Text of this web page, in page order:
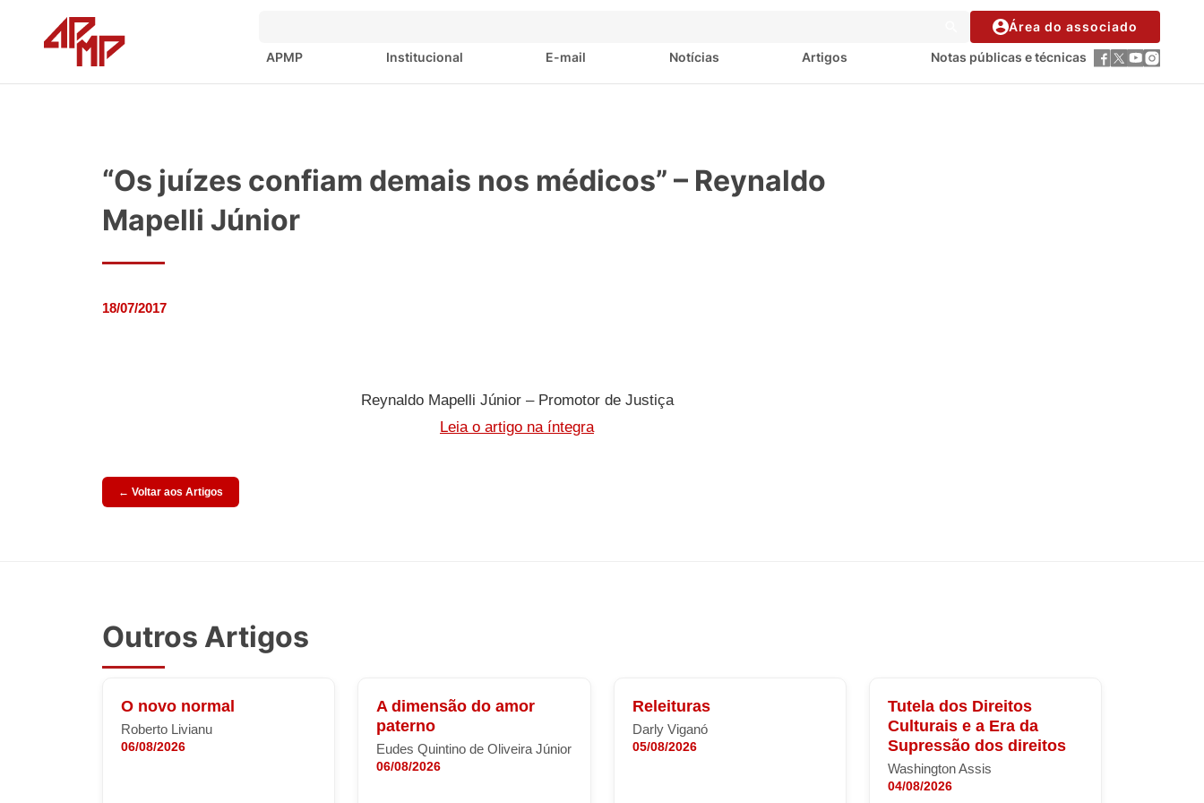
Área do associado
APMP
Institucional E-mail Notícias Artigos Notas públicas e técnicas
“Os juízes confiam demais nos médicos” – Reynaldo
Mapelli Júnior
18/07/2017
Reynaldo Mapelli Júnior – Promotor de Justiça
Leia o artigo na íntegra
← Voltar aos Artigos
Outros Artigos
O novo normal
Roberto Livianu
06/08/2026
A dimensão do amor
paterno
Eudes Quintino de Oliveira Júnior
06/08/2026
Releituras
Darly Viganó
05/08/2026
Tutela dos Direitos
Culturais e a Era da
Supressão dos direitos
Washington Assis
04/08/2026